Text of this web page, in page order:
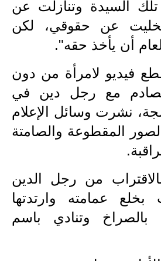
المرحلة الاعدادية
ملازم دراسية
المرحلة الابتدائية
المرحلة المتوسطة
المرحلة الاعدادية
دروس
المرحلة المتوسطة
المرحلة الاعدادية
السيدة وتنازلت عن
عن حقوقي، لكن
أن يأخذ حقه".
فيديو لامرأة من دون
مع رجل دين في
نشرت وسائل الإعلام
المقطوعة والصامتة
من رجل الدين
عمامته وارتدتها
وتنادي باسم